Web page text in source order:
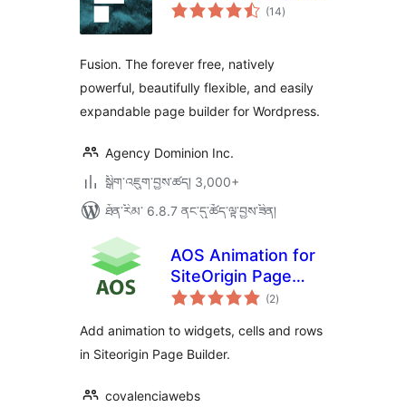
(14གདེང་
འཇོག་
)
Fusion. The forever free, natively
powerful, beautifully flexible, and easily
expandable page builder for Wordpress.
Agency Dominion Inc.
སྒྲིག་འཇུག་བྱས་ཚད། 3,000+
ཐོན་རིམ་ 6.8.7 ནང་དུ་ཚོད་ལྟ་བྱས་ཟིན།
AOS Animation for
SiteOrigin Page
Builder
(2གདེང་
འཇོག་
ཚང་།
)
Add animation to widgets, cells and rows
in Siteorigin Page Builder.
covalenciawebs